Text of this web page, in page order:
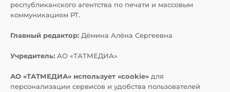
республиканского агентства по печати и массовым
коммуникациям РТ.
Главный редактор: Дёмина Алёна Сергеевна
Учредитель: АО «ТАТМЕДИА»
АО «ТАТМЕДИА» использует «cookie» для
персонализации сервисов и удобства пользователей